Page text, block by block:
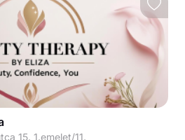
15. 1.emelet/11.